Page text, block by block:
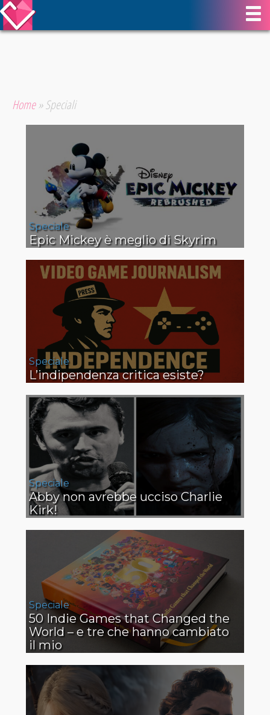
Home»Speciali
Speciale
Epic Mickey è meglio di Skyrim
Speciale
L’indipendenza critica esiste?
Speciale
Abby non avrebbe ucciso Charlie
Kirk!
Speciale
50 Indie Games that Changed the
World – e tre che hanno cambiato
il mio